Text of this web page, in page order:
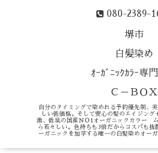
080-2389-
堺市
白髪染め
ｵｰｶﾞﾆｯｸｶﾗｰ専
Ｃ－ＢＯＸ
自分のタイミングで染めれる予約優先制、
しい低価格。そして安心の髪のエイジング
激、低臭の国産ＮＯ1オーガニックカラー
ら若々しい。色持ちも3倍だからコスパも
ーガニックを加学する唯一の白髪染めオー